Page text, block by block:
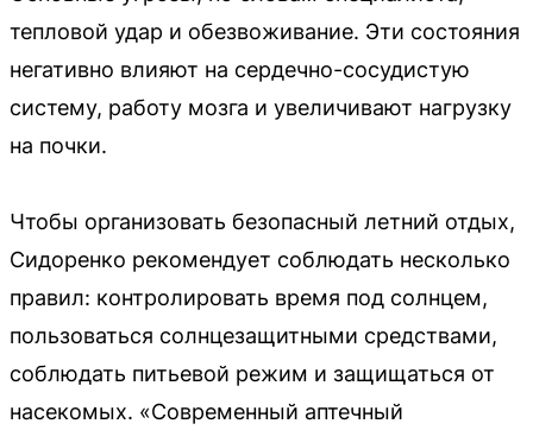
тепловой удар и обезвоживание. Эти состояния
негативно влияют на сердечно-сосудистую
систему, работу мозга и увеличивают нагрузку
на почки.
Чтобы организовать безопасный летний отдых,
Сидоренко рекомендует соблюдать несколько
правил: контролировать время под солнцем,
пользоваться солнцезащитными средствами,
соблюдать питьевой режим и защищаться от
насекомых. «Современный аптечный